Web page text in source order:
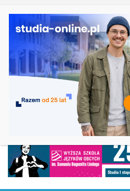
Ostatnie
wpisy:
Prawo w Łomży
Pedagogika
Skierniewicach
Kosmetologia w Opolu
Logistyka – studia
Szczecińskim
Elektroniczne
Krakowie